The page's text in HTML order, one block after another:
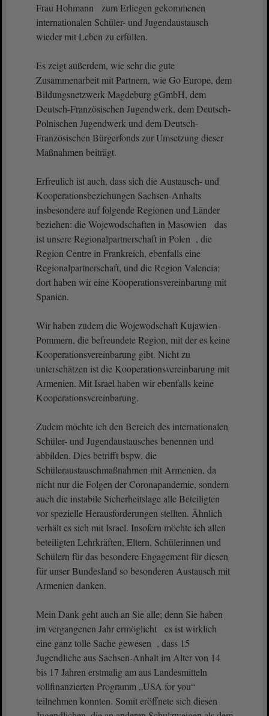
Frau Hohmann zum Erliegen gekommenen
internationalen Schüler- und Jugendaustausch
wieder mit Leben zu erfüllen.
Es zeigt außerdem, wie sehr die gute
Zusammenarbeit mit Partnern, wie Go Europe, dem
Bildungsnetzwerk Magdeburg gGmbH, dem
Deutsch-Französischen Jugendwerk, dem Deutsch-
Polnischen Jugendwerk und dem Deutsch-
Französischen Bürgerfonds zur Umsetzung dieser
Maßnahmen beiträgt.
Erfreulich ist auch, dass sich die Austausch- und
Kooperationsbeziehungen Sachsen-Anhalts
insbesondere auf folgende Regionen und Länder
beziehen: die Wojewodschaften in Masowien das
ist unsere Regionalpartnerschaft in Polen , die
Region Centre in Frankreich, ebenfalls eine
Regionalpartnerschaft, und die Region Valencia;
dort haben wir eine Kooperationsvereinbarung mit
Spanien.
Wir haben zudem die Wojewodschaft Kujawien-
Pommern, die befreundete Region, mit der es keine
Kooperationsvereinbarung gibt. Nicht zu
unterschätzen ist die Kooperationsvereinbarung mit
Armenien. Mit Israel haben wir ebenfalls keine
Kooperationsvereinbarung.
Zudem möchte ich den Bereich des internationalen
Schüler- und Jugendaustausches benennen und
abbilden. Dies betrifft bspw. die
Schüleraustauschmaßnahmen mit Armenien, da
nicht nur die Folgen der Coronapandemie, sondern
auch die instabile Sicherheitslage alle Beteiligten
vor spezielle Herausforderungen stellten. Ähnlich
verhält es sich mit Israel. Insofern möchte ich allen
beteiligten Lehrkräften, Eltern, Schülerinnen und
Schülern für das besondere Engagement für diesen
für unser Bundesland so besonderen Austausch mit
Armenien danken.
Mein Dank geht auch an Sie alle; denn Sie haben
im vergangenen Jahr ermöglicht es ist wirklich
eine ganz tolle Sache gewesen , dass 15
Jugendliche aus Sachsen-Anhalt im Alter von 14
bis 17 Jahren erstmalig am aus Landesmitteln
vollfinanzierten Programm „USA for you“
teilnehmen konnten. Somit eröffnete sich diesen